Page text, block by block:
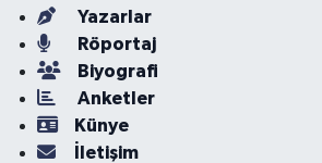
Yazarlar
Röportaj
Biyografi
Anketler
Künye
İletişim